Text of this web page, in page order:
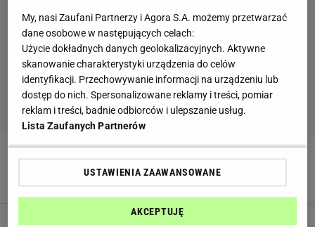
Włóż gazetę do lodówki i zostaw na noc. Efekt
cię zaskoczy
2 STYCZNIA 2026, 10:01
Hit czy trucizna? Jadalny brokat budzi coraz
My, nasi Zaufani Partnerzy i Agora S.A. możemy przetwarzać
dane osobowe w następujących celach:
Użycie dokładnych danych geolokalizacyjnych. Aktywne
skanowanie charakterystyki urządzenia do celów
identyfikacji. Przechowywanie informacji na urządzeniu lub
dostęp do nich. Spersonalizowane reklamy i treści, pomiar
reklam i treści, badnie odbiorców i ulepszanie usług.
Lista Zaufanych Partnerów
USTAWIENIA ZAAWANSOWANE
AKCEPTUJĘ